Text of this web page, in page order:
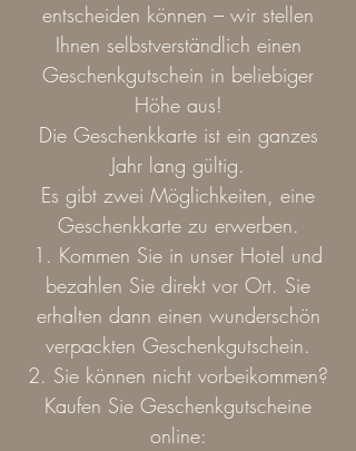
entscheiden können – wir stellen
Ihnen selbstverständlich einen
Geschenkgutschein in beliebiger
Höhe aus!
Die Geschenkkarte ist ein ganzes
Jahr lang gültig.
Es gibt zwei Möglichkeiten, eine
Geschenkkarte zu erwerben.
1. Kommen Sie in unser Hotel und
bezahlen Sie direkt vor Ort. Sie
erhalten dann einen wunderschön
verpackten Geschenkgutschein.
2. Sie können nicht vorbeikommen?
Kaufen Sie Geschenkgutscheine
online: